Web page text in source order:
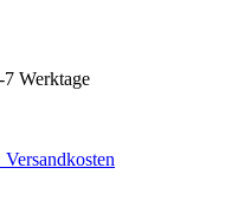
Werktage
Versandkosten